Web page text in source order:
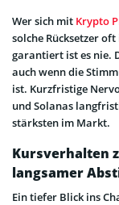
Wer sich mit Krypto
solche Rücksetzer
garantiert ist es nie.
auch wenn die
ist. Kurzfristige
und Solanas
stärksten im Markt.
Kursverhalten
langsamer
Ein tiefer Blick ins